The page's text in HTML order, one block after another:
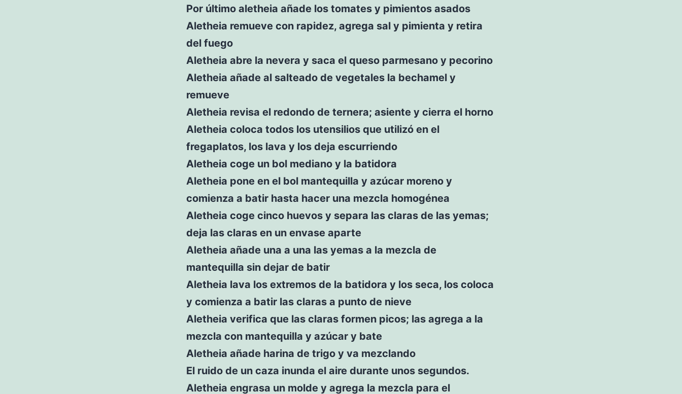
Por último aletheia añade los tomates y pimientos asados
Aletheia remueve con rapidez, agrega sal y pimienta y retira
del fuego
Aletheia abre la nevera y saca el queso parmesano y pecorino
Aletheia añade al salteado de vegetales la bechamel y
remueve
Aletheia revisa el redondo de ternera; asiente y cierra el horno
Aletheia coloca todos los utensilios que utilizó en el
fregaplatos, los lava y los deja escurriendo
Aletheia coge un bol mediano y la batidora
Aletheia pone en el bol mantequilla y azúcar moreno y
comienza a batir hasta hacer una mezcla homogénea
Aletheia coge cinco huevos y separa las claras de las yemas;
deja las claras en un envase aparte
Aletheia añade una a una las yemas a la mezcla de
mantequilla sin dejar de batir
Aletheia lava los extremos de la batidora y los seca, los coloca
y comienza a batir las claras a punto de nieve
Aletheia verifica que las claras formen picos; las agrega a la
mezcla con mantequilla y azúcar y bate
Aletheia añade harina de trigo y va mezclando
El ruido de un caza inunda el aire durante unos segundos.
Aletheia engrasa un molde y agrega la mezcla para el